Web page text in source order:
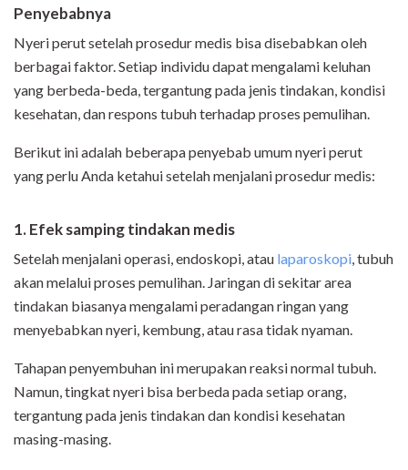
Penyebabnya
Nyeri perut setelah prosedur medis bisa disebabkan oleh
berbagai faktor. Setiap individu dapat mengalami keluhan
yang berbeda-beda, tergantung pada jenis tindakan, kondisi
kesehatan, dan respons tubuh terhadap proses pemulihan.
Berikut ini adalah beberapa penyebab umum nyeri perut
yang perlu Anda ketahui setelah menjalani prosedur medis:
1. Efek samping tindakan medis
Setelah menjalani operasi, endoskopi, atau laparoskopi , tubuh
akan melalui proses pemulihan. Jaringan di sekitar area
tindakan biasanya mengalami peradangan ringan yang
menyebabkan nyeri, kembung, atau rasa tidak nyaman.
Tahapan penyembuhan ini merupakan reaksi normal tubuh.
Namun, tingkat nyeri bisa berbeda pada setiap orang,
tergantung pada jenis tindakan dan kondisi kesehatan
masing-masing.